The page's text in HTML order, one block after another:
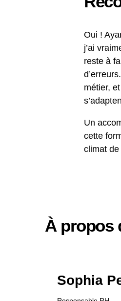
Oui !
j’ai
reste à
métier,
Un
cette
climat de
À propos
Sophia